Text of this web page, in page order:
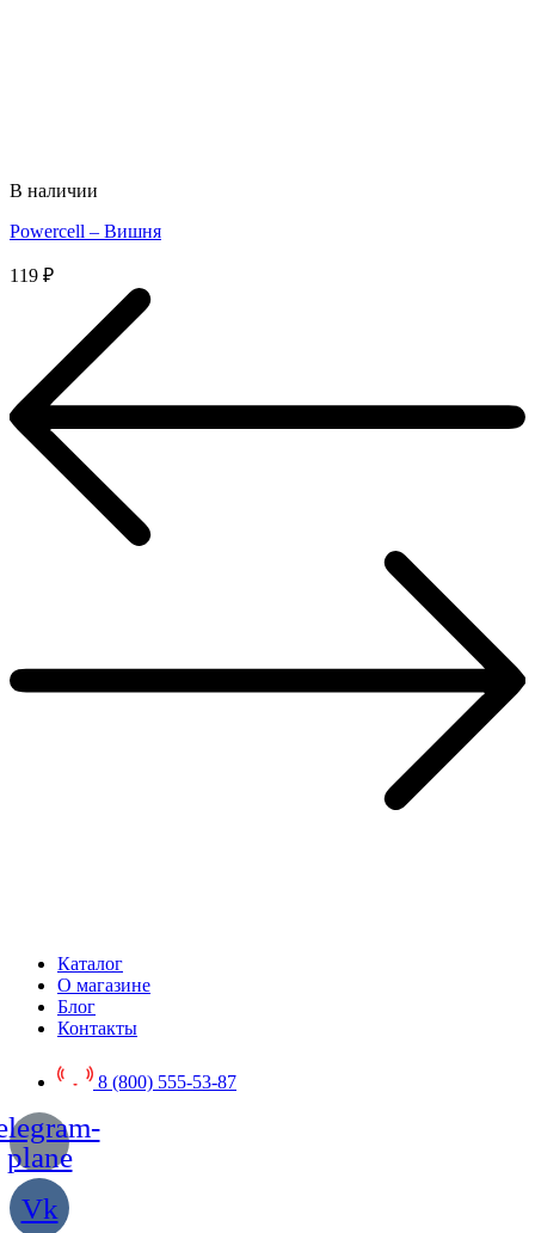
В наличии
Powercell – Вишня
119 ₽
Каталог
О магазине
Блог
Контакты
8 (800) 555-53-87
plane
Vk